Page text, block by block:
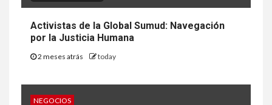
Activistas de la Global Sumud: Navegación
por la Justicia Humana
2 meses atrás today
NEGOCIOS